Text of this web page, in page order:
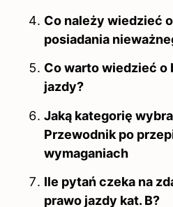
Co należy wiedzieć
posiadania
Co warto wiedzieć o
jazdy?
Jaką kategorię
Przewodnik po
wymaganiach
Ile pytań czeka na
prawo jazdy kat. B?